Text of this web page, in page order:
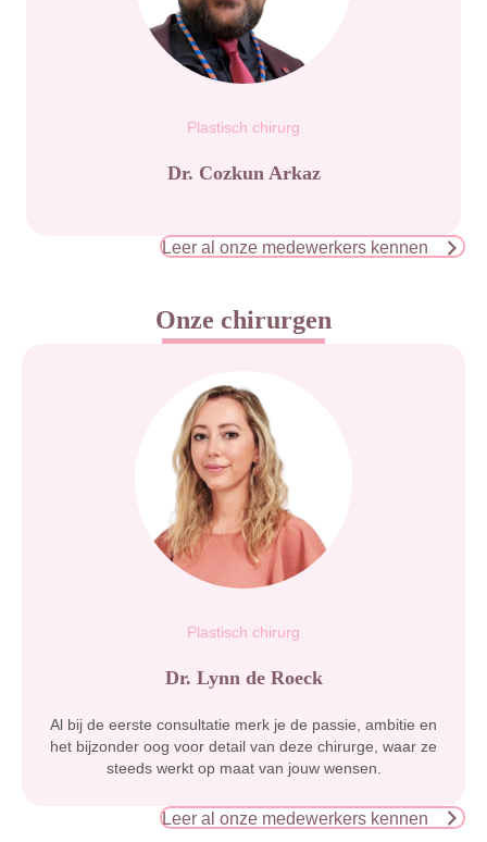
Plastisch chirurg
Dr. Cozkun Arkaz
Leer al onze medewerkers kennen
Onze chirurgen
Plastisch chirurg
Dr. Lynn de Roeck
Al bij de eerste consultatie merk je de passie, ambitie en
het bijzonder oog voor detail van deze chirurge, waar ze
steeds werkt op maat van jouw wensen.
Leer al onze medewerkers kennen